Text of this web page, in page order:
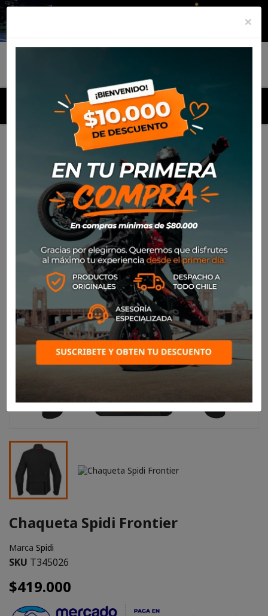
MENU
Productos Equipamiento Chaqueta Spidi Frontier
Chaqueta Spidi Frontier
Marca Spidi
SKU T345026
$419.000
×